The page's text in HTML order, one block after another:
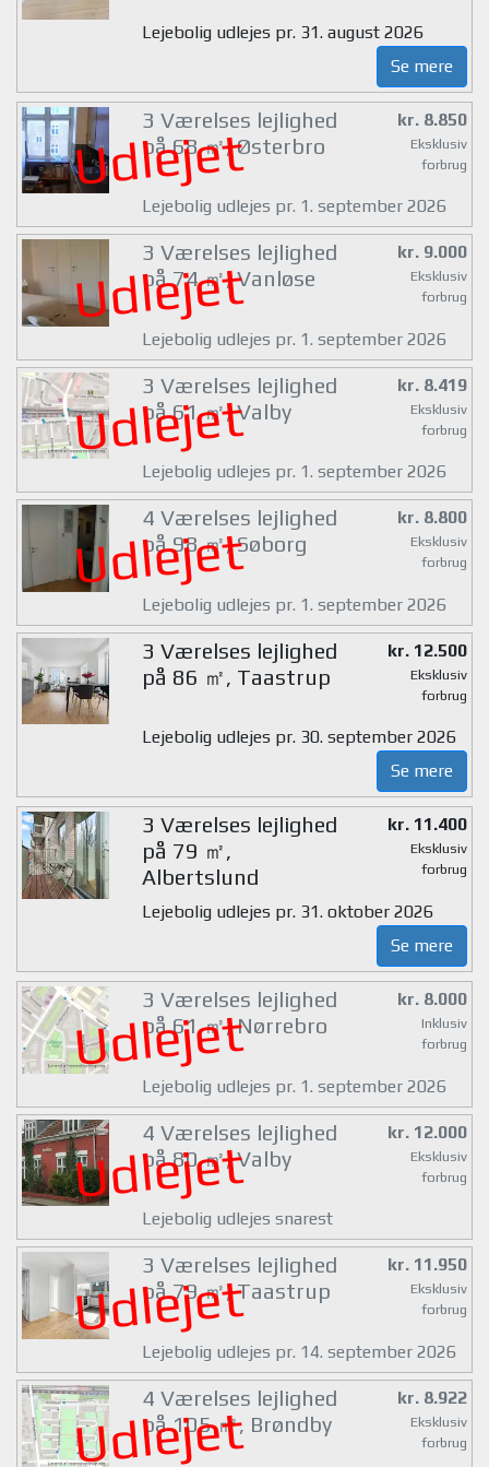
Lejebolig udlejes pr. 31. august 2026
Se mere
Udlejet
3 Værelses lejlighed
på 68 ㎡, Østerbro
kr. 8.850
Eksklusiv
forbrug
Lejebolig udlejes pr. 1. september 2026
Udlejet
3 Værelses lejlighed
på 74 ㎡, Vanløse
kr. 9.000
Eksklusiv
forbrug
Lejebolig udlejes pr. 1. september 2026
Udlejet
3 Værelses lejlighed
på 61 ㎡, Valby
kr. 8.419
Eksklusiv
forbrug
Lejebolig udlejes pr. 1. september 2026
Udlejet
4 Værelses lejlighed
på 98 ㎡, Søborg
kr. 8.800
Eksklusiv
forbrug
Lejebolig udlejes pr. 1. september 2026
3 Værelses lejlighed
på 86 ㎡, Taastrup
kr. 12.500
Eksklusiv
forbrug
Lejebolig udlejes pr. 30. september 2026
Se mere
3 Værelses lejlighed
på 79 ㎡,
Albertslund
kr. 11.400
Eksklusiv
forbrug
Lejebolig udlejes pr. 31. oktober 2026
Se mere
Udlejet
3 Værelses lejlighed
på 61 ㎡, Nørrebro
kr. 8.000
Inklusiv
forbrug
Lejebolig udlejes pr. 1. september 2026
Udlejet
4 Værelses lejlighed
på 80 ㎡, Valby
kr. 12.000
Eksklusiv
forbrug
Lejebolig udlejes snarest
Udlejet
3 Værelses lejlighed
på 79 ㎡, Taastrup
kr. 11.950
Eksklusiv
forbrug
Lejebolig udlejes pr. 14. september 2026
Udlejet
4 Værelses lejlighed
på 105 ㎡, Brøndby
kr. 8.922
Eksklusiv
forbrug